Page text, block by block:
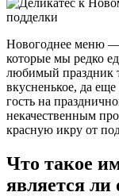
Новогоднее меню —
которые мы редко
любимый праздник
вкусненькое, да
гость на
некачественным
красную икру от
Что такое
является ли